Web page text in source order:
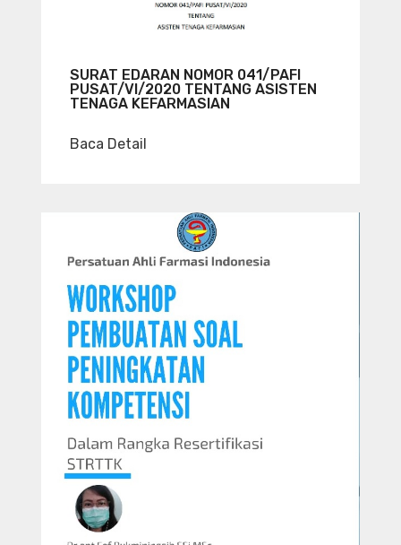
SURAT EDARAN NOMOR 041/PAFI
PUSAT/VI/2020 TENTANG ASISTEN
TENAGA KEFARMASIAN
Baca Detail